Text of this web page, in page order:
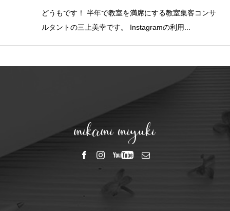
どうもです！ 半年で教室を満席にする教室集客コンサ
ルタントの三上美幸です。 Instagramの利用...